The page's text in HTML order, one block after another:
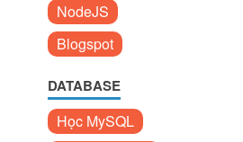
NodeJS
Blogspot
DATABASE
Học MySQL